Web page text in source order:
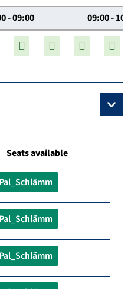
- 09:00 09:00 -
Seats available
Pal_Schlämm
Pal_Schlämm
Pal_Schlämm